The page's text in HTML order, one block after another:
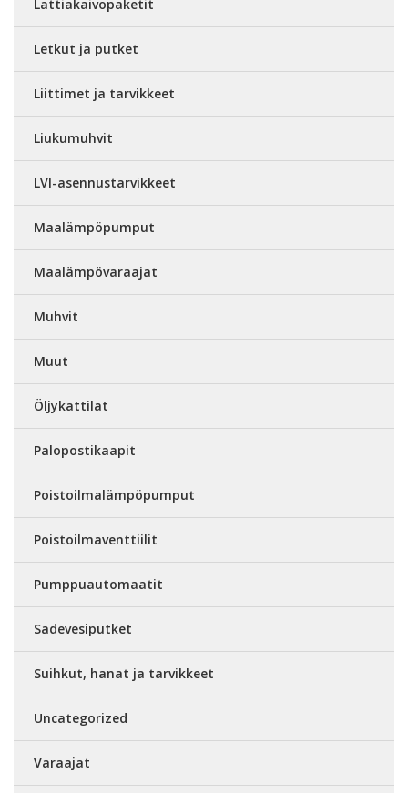
Lattiakaivopaketit
Letkut ja putket
Liittimet ja tarvikkeet
Liukumuhvit
LVI-asennustarvikkeet
Maalämpöpumput
Maalämpövaraajat
Muhvit
Muut
Öljykattilat
Palopostikaapit
Poistoilmalämpöpumput
Poistoilmaventtiilit
Pumppuautomaatit
Sadevesiputket
Suihkut, hanat ja tarvikkeet
Uncategorized
Varaajat